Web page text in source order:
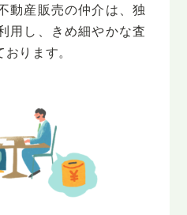
動産販売の仲介は、独
用し、 きめ細やかな査
ります。